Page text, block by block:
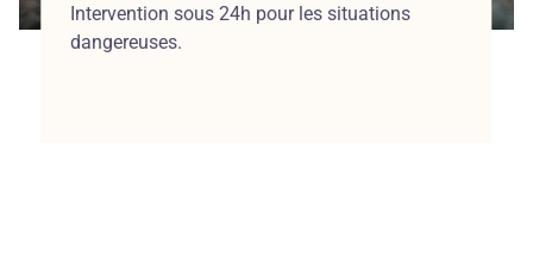
Intervention sous 24h pour les situations
dangereuses.